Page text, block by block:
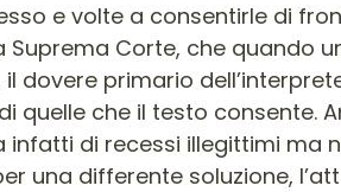
e volte a consentirle di
Corte, che quando
dovere primario
quelle che il testo consente.
di recessi illegittimi ma
una differente soluzione,